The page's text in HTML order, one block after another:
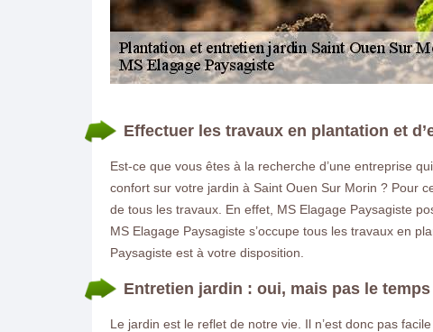
Effectuer les travaux en plantation et
Est-ce que vous êtes à la recherche d’une entreprise
confort sur votre jardin à Saint Ouen Sur Morin ? Pour
de tous les travaux. En effet, MS Elagage Paysagiste
MS Elagage Paysagiste s’occupe tous les travaux en
Paysagiste est à votre disposition.
Entretien jardin : oui, mais pas le temps
Le jardin est le reflet de notre vie. Il n’est donc pas